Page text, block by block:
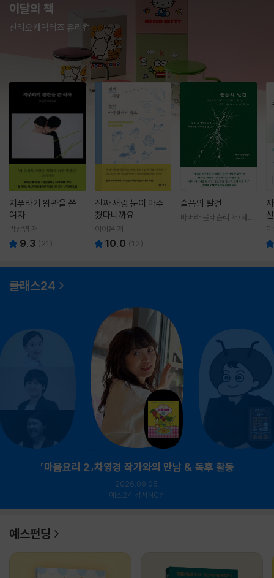
이달의 책
산리오캐릭터즈 유리컵
지푸라기 왕관을 쓴
여자
박상영 저
9.3 ( 21 )
진짜 새랑 눈이 마주
쳤다니까요
이이은 저
10.0 (12)
슬픔의 발견
바버라 블래츨리 저/제효
클래스24
『마음요리 2』차영경 작가와의 만남 & 독후 활동
2026.09.05.
예스24 강서NC점
예스펀딩